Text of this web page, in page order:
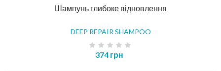
Шампунь глибоке відновлення
DEEP REPAIR SHAMPOO
374 грн